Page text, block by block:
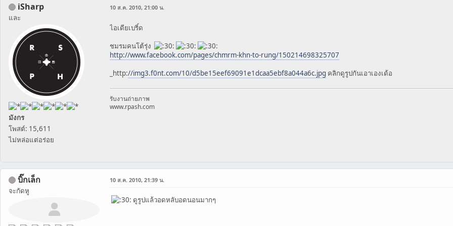
iSharp
และ
มังกร
โพสต์: 15,611
ไม่หล่อแต่อร่อย
10 ส.ค. 2010, 21:00 น.
ไอเดียเบริ์ด
ชมรมคนโต้รุ่ง
http://www.facebook.com/pages/chmrm-khn-to-rung/150214698325707
_http://img3.f0nt.com/10/d5be15eef69091e1dcaa5ebf8a044a6c.jpg คลิกดูรูปกันเอาเองเด้อ
รับงานถ่ายภาพ
www.rpash.com
บิ๊กเล็ก
จะกัดหู
10 ส.ค. 2010, 21:39 น.
ดูรูปแล้วอดหลับอดนอนมากๆ